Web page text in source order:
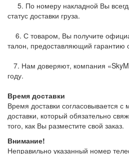
5. По номеру накладной Вы
статус доставки груза.
6. С товаром, Вы получите
талон, предоставляющий гарантию
7. Нам доверяют, компания
году.
Время доставки
Время доставки согласовывается
доставки, который обязательно
того, как Вы разместите свой заказ.
Внимание!
Неправильно указанный номер